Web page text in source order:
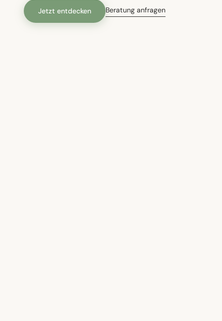
Jetzt entdecken Beratung anfragen